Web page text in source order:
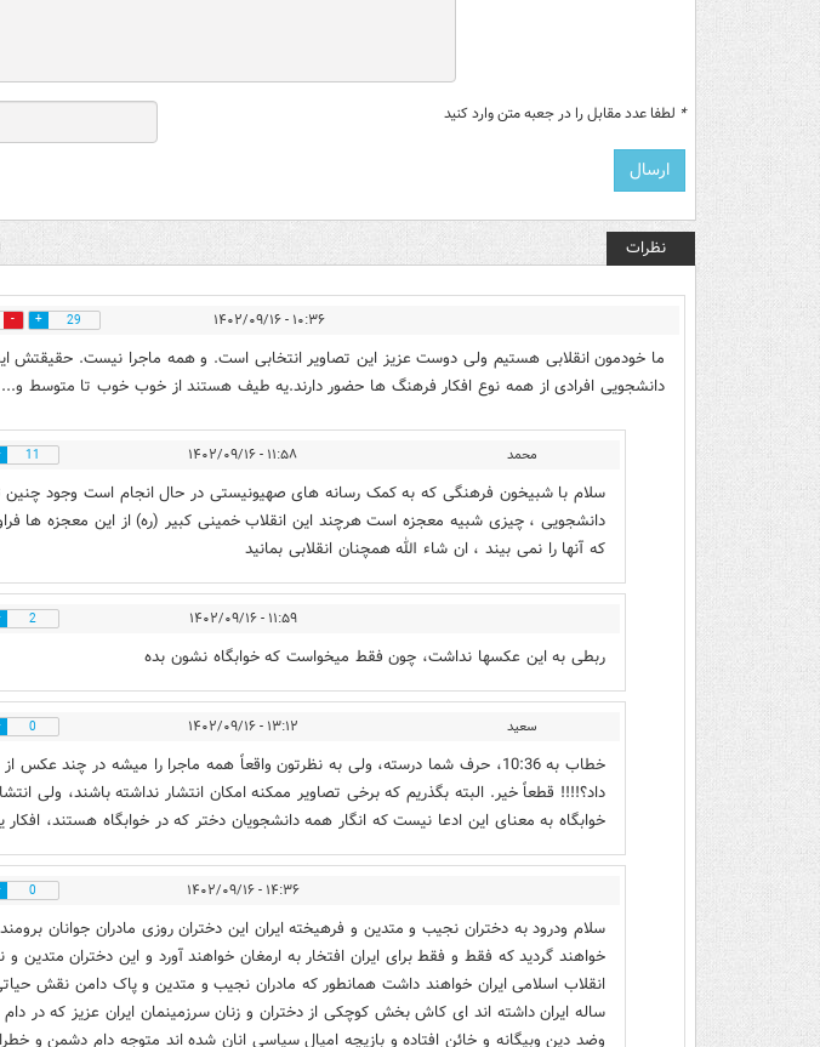
* لطفا عدد مقابل را در جعبه متن وارد کنید
نظرات
۱۰:۳۶ - ۱۴۰۲/۰۹/۱۶ 29
ما خودمون انقلابی هستیم ولی دوست عزیز این تصاویر انتخابی است. و همه ماجرا نیست. حقیقتش
دانشجویی افرادی از همه نوع افکار فرهنگ ها حضور دارند.یه طیف هستند از خوب خوب تا متوسط و...
محمد ۱۱:۵۸ - ۱۴۰۲/۰۹/۱۶ 11
سلام با شبیخون فرهنگی که به کمک رسانه های صهیونیستی در حال انجام است وجود چنین
دانشجویی ، چیزی شبیه معجزه است هرچند این انقلاب خمینی کبیر (ره) از این معجزه ها
که آنها را نمی بیند ، ان شاء الله همچنان انقلابی بمانید
۱۱:۵۹ - ۱۴۰۲/۰۹/۱۶ 2
ربطی به این عکسها نداشت، چون فقط میخواست که خوابگاه نشون بده
سعید ۱۳:۱۲ - ۱۴۰۲/۰۹/۱۶ 0
خطاب به 10:36، حرف شما درسته، ولی به نظرتون واقعاً همه ماجرا را میشه در چند عکس
داد؟!!!! قطعاً خیر. البته بگذریم که برخی تصاویر ممکنه امکان انتشار نداشته باشند، ولی
خوابگاه به معنای این ادعا نیست که انگار همه دانشجویان دختر که در خوابگاه هستند، افکار
۱۴:۳۶ - ۱۴۰۲/۰۹/۱۶ 0
سلام ودرود به دختران نجیب و متدین و فرهیخته ایران این دختران روزی مادران جوانان
خواهند گردید که فقط و فقط برای ایران افتخار به ارمغان خواهند آورد و این دختران
انقلاب اسلامی ایران خواهند داشت همانطور که مادران نجیب و متدین و پاک دامن نقش
ساله ایران داشته اند ای کاش بخش کوچکی از دختران و زنان سرزمینمان ایران عزیز که در
وضد دین وبیگانه و خائن افتاده و بازیچه امیال سیاسی انان شده اند متوجه دام دشمن و